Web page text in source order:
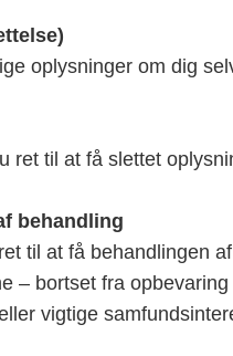
oplysninger om dig
til at få slettet
behandling
til at få behandlingen
– bortset fra
vigtige